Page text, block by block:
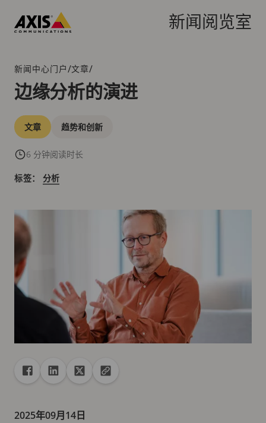
新闻阅览室
面
包
屑
导
航
新闻中心门户/文章/
边缘分析的演进
类
别
文章 趋势和创新
6 分钟阅读时长
标签： 分析
共享分享到 Facebook
分享到 Linkedin
分享到 X复制 url 到剪贴板
2025年09月14日